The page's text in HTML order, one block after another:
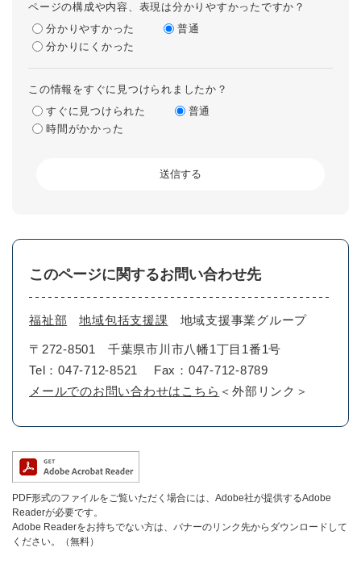
ページの構成や内容、表現は分かりやすかったですか？
分かりやすかった
普通
分かりにくかった
この情報をすぐに見つけられましたか？
すぐに見つけられた
普通
時間がかかった
このページに関するお問い合わせ先
福祉部 地域包括支援課 地域支援事業グループ
〒272-8501
千葉県市川市八幡1丁目1番1号
Tel：047-712-8521
Fax：047-712-8789
メールでのお問い合わせはこちら ＜外部リンク＞
PDF形式のファイルをご覧いただく場合には、Adobe社が提供するAdobe
Readerが必要です。
Adobe Readerをお持ちでない方は、バナーのリンク先からダウンロードして
ください。（無料）